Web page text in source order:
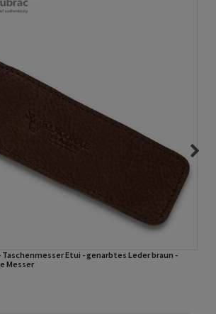
Taschenmesser Etui - genarbtes Leder braun -
Messer